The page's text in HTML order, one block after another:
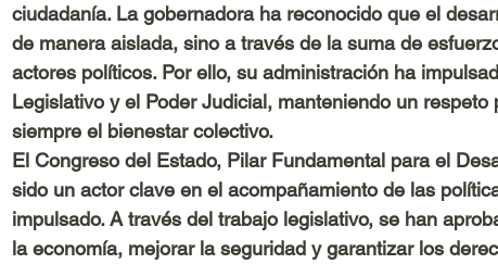
ciudadanía. La gobernadora ha reconocido que el
de manera aislada, sino a través de la suma de
actores políticos. Por ello, su administración ha
Legislativo y el Poder Judicial, manteniendo un
siempre el bienestar colectivo.
El Congreso del Estado, Pilar Fundamental para el
sido un actor clave en el acompañamiento de las
impulsado. A través del trabajo legislativo, se han
la economía, mejorar la seguridad y garantizar los